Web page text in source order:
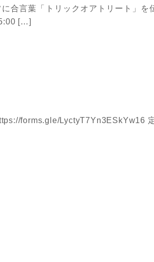
合言葉「トリックオアトリート」を
[…]
forms.gle/LyctyT7Yn3ESkYw16